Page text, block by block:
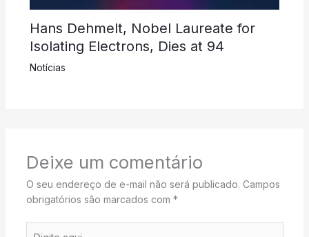
Hans Dehmelt, Nobel Laureate for
Isolating Electrons, Dies at 94
Notícias
Deixe um comentário
O seu endereço de e-mail não será publicado. Campos
obrigatórios são marcados com *